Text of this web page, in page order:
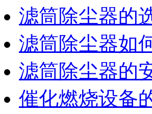
滤筒除尘器的
滤筒除尘器如
滤筒除尘器的
催化燃烧设备